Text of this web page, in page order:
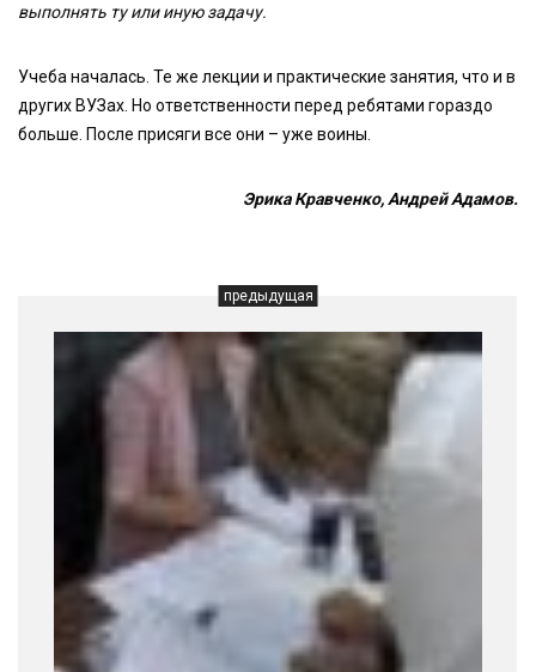
выполнять ту или иную задачу.
Учеба началась. Те же лекции и практические занятия, что и в
других ВУЗах. Но ответственности перед ребятами гораздо
больше. После присяги все они – уже воины.
Эрика Кравченко, Андрей Адамов.
предыдущая